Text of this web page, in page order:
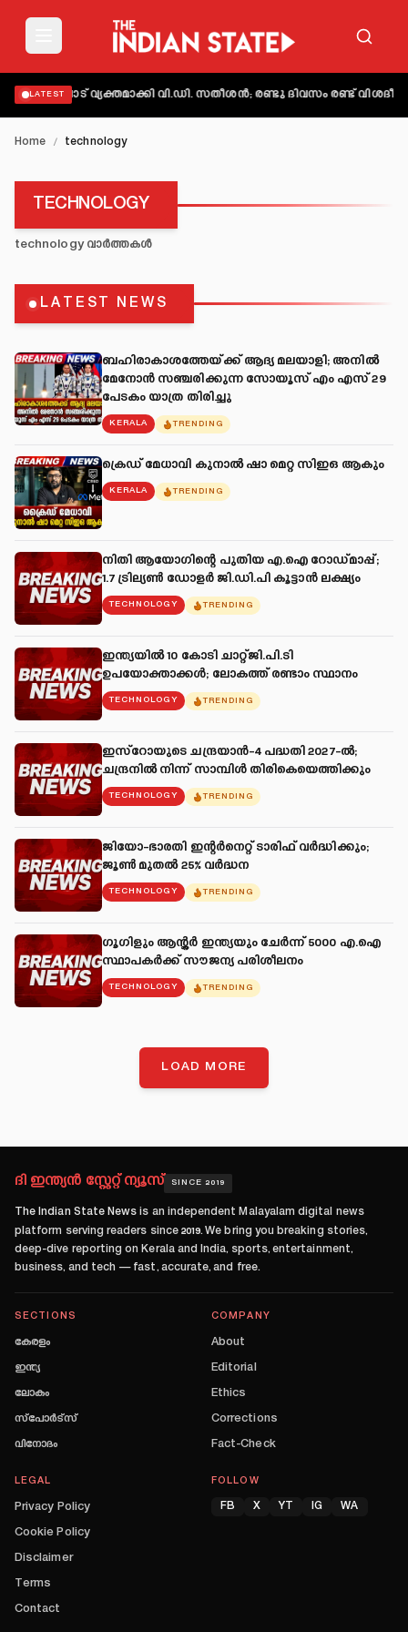
LATEST
നിലപാട് വ്യക്തമാക്കി വി.ഡി. സതീശൻ; രണ്ടു ദിവസം രണ്ട്
Home / technology
TECHNOLOGY
technologyവാർത്തകൾ
LATEST NEWS
ബഹിരാകാശത്തേയ്ക്ക് ആദ്യ മലയാളി; അനിൽ
മേനോൻ സഞ്ചരിക്കുന്ന സോയൂസ് എം എസ് 29
പേടകം യാത്ര തിരിച്ചു
KERALA TRENDING
ക്രെഡ് മേധാവി കുനാൽ ഷാ മെറ്റ സിഇഒ ആകും
KERALA TRENDING
നിതി ആയോഗിന്റെ പുതിയ എ.ഐ റോഡ്മാപ്പ്;
1.7 ട്രില്യൺ ഡോളർ ജി.ഡി.പി കൂട്ടാൻ ലക്ഷ്യം
TECHNOLOGY TRENDING
ഇന്ത്യയിൽ 10 കോടി ചാറ്റ്ജി.പി.ടി
ഉപയോക്താക്കൾ; ലോകത്ത് രണ്ടാം സ്ഥാനം
TECHNOLOGY TRENDING
ഇസ്റോയുടെ ചന്ദ്രയാൻ-4 പദ്ധതി 2027-ൽ;
ചന്ദ്രനിൽ നിന്ന് സാമ്പിൾ തിരികെയെത്തിക്കും
TECHNOLOGY TRENDING
ജിയോ-ഭാരതി ഇന്റർനെറ്റ് ടാരിഫ് വർദ്ധിക്കും;
ജൂൺ മുതൽ 25% വർദ്ധന
TECHNOLOGY TRENDING
ഗൂഗിളും ആന്റ്ലർ ഇന്ത്യയും ചേർന്ന് 5000 എ.ഐ
സ്ഥാപകർക്ക് സൗജന്യ പരിശീലനം
TECHNOLOGY TRENDING
LOAD MORE
ദി ഇന്ത്യൻ സ്റ്റേറ്റ് ന്യൂസ് SINCE 2019
The Indian State News is an independent Malayalam digital news
platform serving readers since 2019. We bring you breaking stories,
deep-dive reporting on Kerala and India, sports, entertainment,
business, and tech — fast, accurate, and free.
SECTIONS
കേരളം
ഇന്ത്യ
ലോകം
സ്പോർട്സ്
വിനോദം
COMPANY
About
Editorial
Ethics
Corrections
Fact-Check
LEGAL
Privacy Policy
Cookie Policy
Disclaimer
Terms
Contact
FOLLOW
FB X YT IG WA